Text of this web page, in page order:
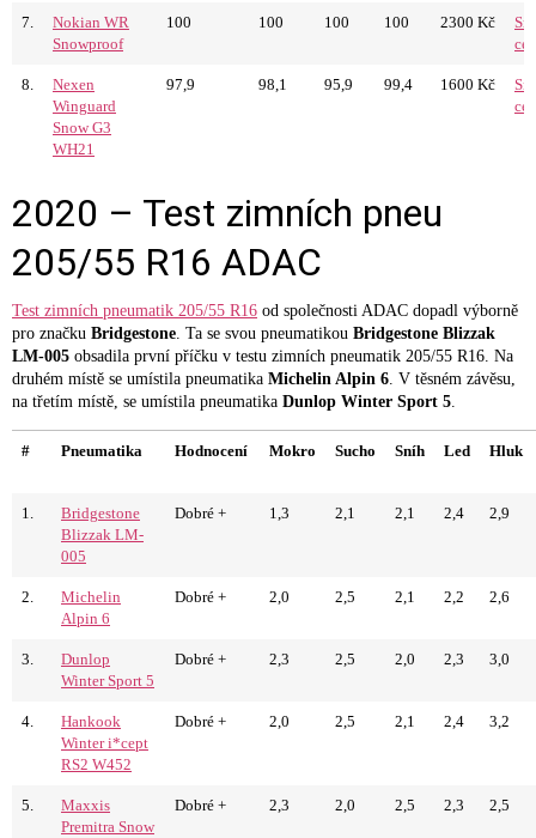
7.
Nokian WR
Snowproof
100 100 100 100 2300 Kč
8.
Nexen
Winguard
Snow G3
WH21
97,9 98,1 95,9 99,4 1600 Kč
2020 – Test zimních pneu
205/55 R16 ADAC
Test zimních pneumatik 205/55 R16 od společnosti ADAC dopadl výborně
pro značku Bridgestone . Ta se svou pneumatikou Bridgestone Blizzak
LM-005 obsadila první příčku v testu zimních pneumatik 205/55 R16. Na
druhém místě se umístila pneumatika Michelin Alpin 6 . V těsném závěsu,
na třetím místě, se umístila pneumatika Dunlop Winter Sport 5
# Pneumatika Hodnocení Mokro Sucho Sníh Led Hluk
1.
Bridgestone
Blizzak LM-
005
Dobré + 1,3 2,1 2,1 2,4 2,9
2.
Michelin
Alpin 6
Dobré + 2,0 2,5 2,1 2,2 2,6
3.
Dunlop
Winter Sport 5
Dobré + 2,3 2,5 2,0 2,3 3,0
4.
Hankook
Winter i*cept
RS2 W452
Dobré + 2,0 2,5 2,1 2,4 3,2
5.
Maxxis
Premitra Snow
Dobré + 2,3 2,0 2,5 2,3 2,5